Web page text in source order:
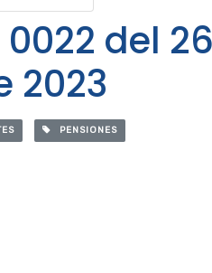
del 26
2023
PENSIONES